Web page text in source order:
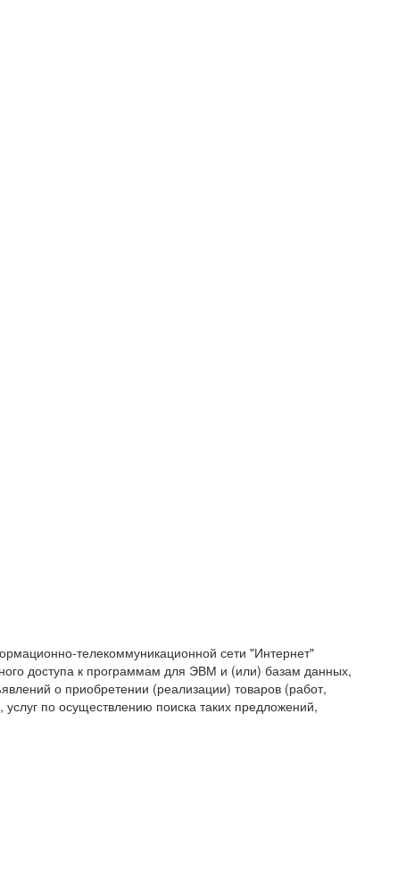
телекоммуникационной сети "Интернет"
доступа к программам для ЭВМ и (или) базам данных,
о приобретении (реализации) товаров (работ,
по осуществлению поиска таких предложений,